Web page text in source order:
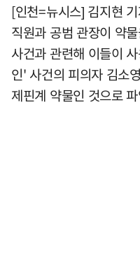
[인천=뉴시스] 김지현
직원과 공범 관장이 약
사건과 관련해 이들이
인' 사건의 피의자 김소
제핀계 약물인 것으로